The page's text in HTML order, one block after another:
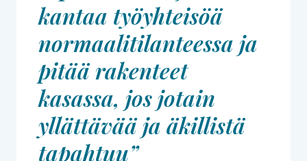
kantaa työyhteisöä
normaalitilanteessa ja
pitää rakenteet
kasassa, jos jotain
yllättävää ja äkillistä
tapahtuu”